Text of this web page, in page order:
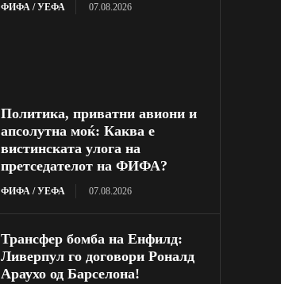
ФИФА / УЕФА 07.08.2026
Политика, приватни авиони и
апсолутна моќ: Каква е
вистинската улога на
претседателот на ФИФА?
ФИФА / УЕФА 07.08.2026
Трансфер бомба на Енфилд:
Ливерпул го договори Роналд
Араухо од Барселона!